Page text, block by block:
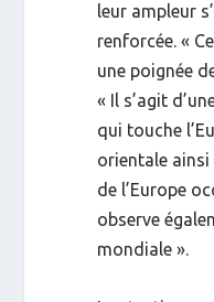
leur ampleur
renforcée. «
une poignée
« Il s’agit
qui touche
orientale
de l’Europe
observe
mondiale ».